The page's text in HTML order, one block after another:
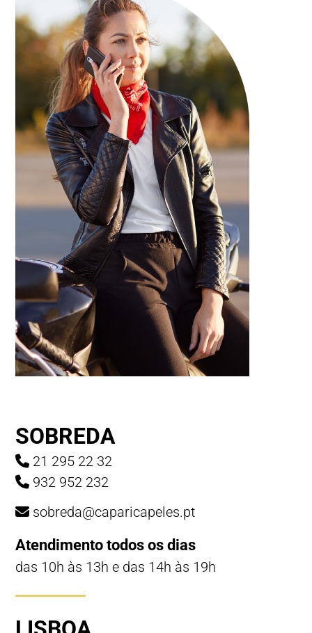
SOBREDA
21 295 22 32
932 952 232
sobreda@caparicapeles.pt
Atendimento todos os dias
das 10h às 13h e das 14h às 19h